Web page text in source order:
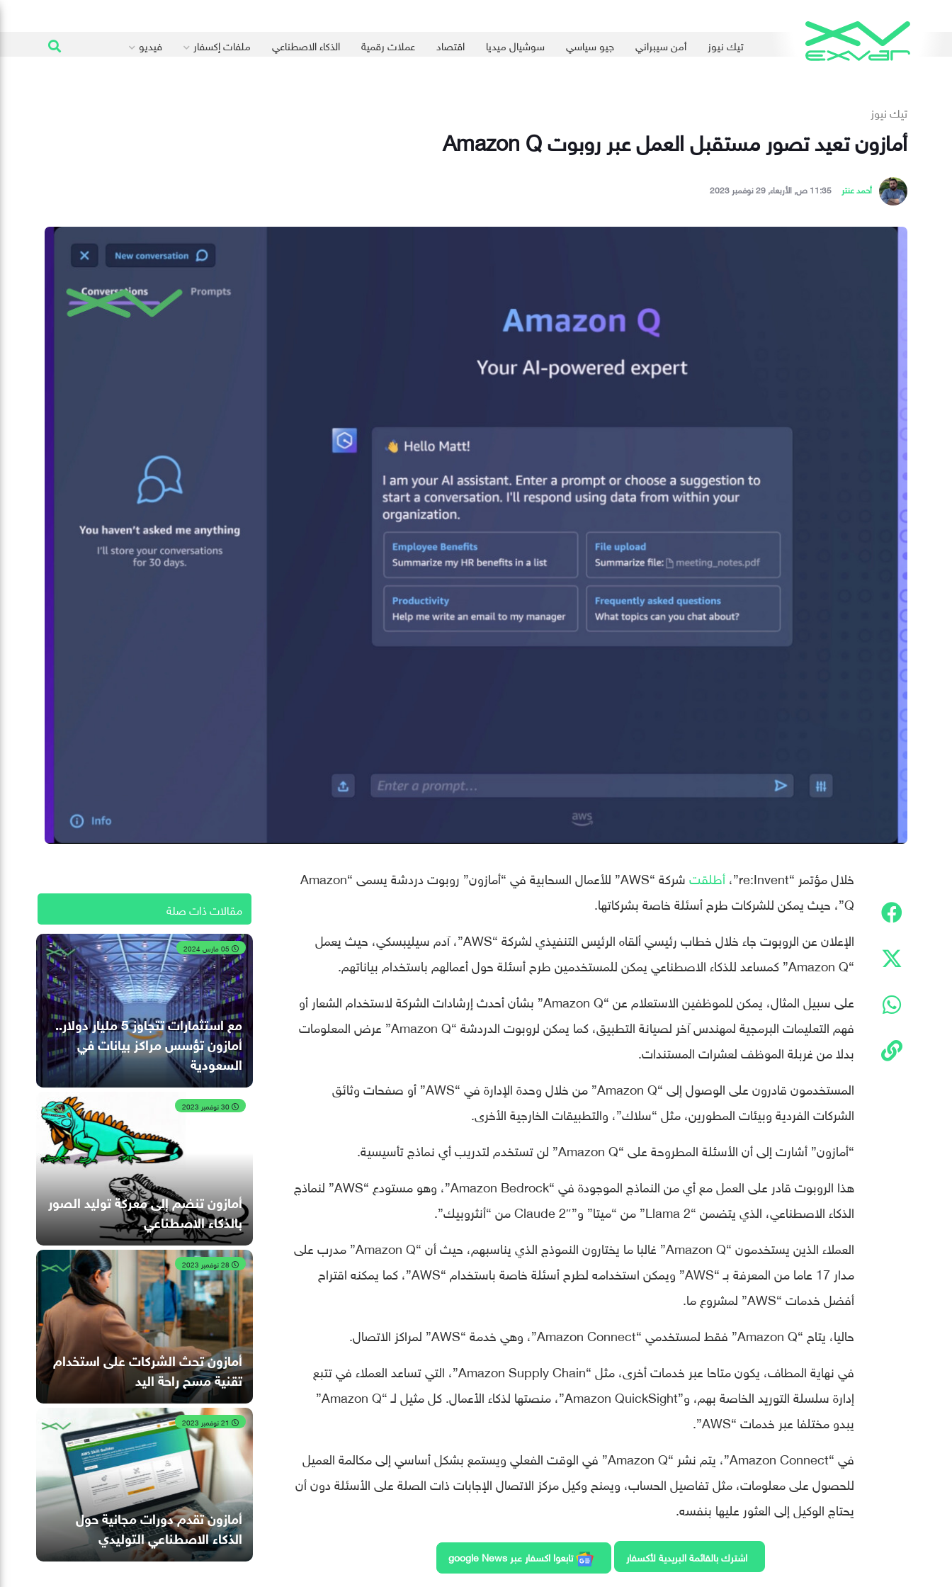
تيك نيوز أمن سيبراني جيو سياسي سوشيال ميديا اقتصاد عملات رقمية الذكاء الاصطناعي ملفات إكسفار فيديو
تيك نيوز
أمازون تعيد تصور مستقبل العمل عبر روبوت Amazon Q
أحمد عنتر 11:35 ص, الأربعاء, 29 نوفمبر 2023
خلال مؤتمر “re:Invent”، أطلقت
شركة “AWS” للأعمال السحابية في “أمازون” روبوت دردشة يسمى “Amazon
Q”، حيث يمكن للشركات طرح أسئلة خاصة بشركاتها.
الإعلان عن الروبوت جاء خلال خطاب رئيسي ألقاه الرئيس التنفيذي لشركة “AWS”، آدم سيليبسكي، حيث يعمل
“Amazon Q” كمساعد للذكاء الاصطناعي يمكن للمستخدمين طرح أسئلة حول أعمالهم باستخدام بياناتهم.
على سبيل المثال، يمكن للموظفين الاستعلام عن “Amazon Q” بشأن أحدث إرشادات الشركة لاستخدام الشعار أو
فهم التعليمات البرمجية لمهندس آخر لصيانة التطبيق، كما يمكن لروبوت الدردشة “Amazon Q” عرض المعلومات
بدلا من غربلة الموظف لعشرات المستندات.
المستخدمون قادرون على الوصول إلى “Amazon Q” من خلال وحدة الإدارة في “AWS” أو صفحات وثائق
الشركات الفردية وبيئات المطورين، مثل “سلاك”، والتطبيقات الخارجية الأخرى.
“أمازون” أشارت إلى أن الأسئلة المطروحة على “Amazon Q” لن تستخدم لتدريب أي نماذج تأسيسية.
هذا الروبوت قادر على العمل مع أي من النماذج الموجودة في “Amazon Bedrock”، وهو مستودع “AWS” لنماذج
الذكاء الاصطناعي، الذي يتضمن “Llama 2” من “ميتا” و”Claude 2″ من “أنثروبيك”.
العملاء الذين يستخدمون “Amazon Q” غالبا ما يختارون النموذج الذي يناسبهم، حيث أن “Amazon Q” مدرب على
مدار 17 عاما من المعرفة بـ “AWS” ويمكن استخدامه لطرح أسئلة خاصة باستخدام “AWS”، كما يمكنه اقتراح
أفضل خدمات “AWS” لمشروع ما.
حاليا، يتاح “Amazon Q” فقط لمستخدمي “Amazon Connect”، وهي خدمة “AWS” لمراكز الاتصال.
في نهاية المطاف، يكون متاحا عبر خدمات أخرى، مثل “Amazon Supply Chain”، التي تساعد العملاء في تتبع
إدارة سلسلة التوريد الخاصة بهم، و”Amazon QuickSight”، منصتها لذكاء الأعمال. كل مثيل لـ “Amazon Q”
يبدو مختلفا عبر خدمات “AWS”.
في “Amazon Connect”، يتم نشر “Amazon Q” في الوقت الفعلي ويستمع بشكل أساسي إلى مكالمة العميل
للحصول على معلومات، مثل تفاصيل الحساب، ويمنح وكيل مركز الاتصال الإجابات ذات الصلة على الأسئلة دون أن
يحتاج الوكيل إلى العثور عليها بنفسه.
اشترك بالقائمة البريدية لأكسفار تابعوا اكسفار عبر google News
مقالات ذات صلة
مع استثمارات تتجاوز 5 مليار دولار..
أمازون تؤسس مراكز بيانات في
السعودية
أمازون تنضم إلى معركة توليد الصور
بالذكاء الاصطناعي
أمازون تحث الشركات على استخدام
تقنية مسح راحة اليد
أمازون تقدم دورات مجانية حول
الذكاء الاصطناعي التوليدي